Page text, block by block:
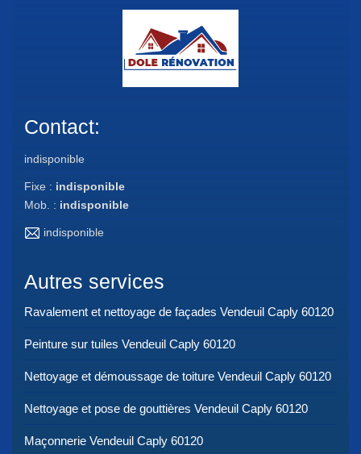
Contact:
indisponible
Fixe : indisponible
Mob. : indisponible
indisponible
Autres services
Ravalement et nettoyage de façades Vendeuil Caply 60120
Peinture sur tuiles Vendeuil Caply 60120
Nettoyage et démoussage de toiture Vendeuil Caply 60120
Nettoyage et pose de gouttières Vendeuil Caply 60120
Maçonnerie Vendeuil Caply 60120